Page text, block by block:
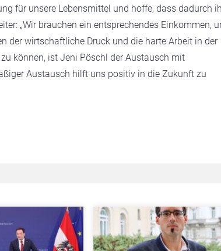
für unsere Lebensmittel und hoffe, dass dadurch
„Wir brauchen ein entsprechendes Einkommen,
der wirtschaftliche Druck und die harte Arbeit in der
können, ist Jeni Pöschl der Austausch mit
Austausch hilft uns positiv in die Zukunft zu